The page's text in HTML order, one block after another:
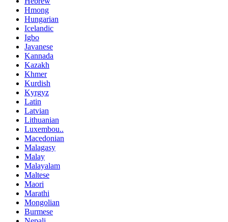
Hmong
Hungarian
Icelandic
Igbo
Javanese
Kannada
Kazakh
Khmer
Kurdish
Kyrgyz
Latin
Latvian
Lithuanian
Luxembou..
Macedonian
Malagasy
Malay
Malayalam
Maltese
Maori
Marathi
Mongolian
Burmese